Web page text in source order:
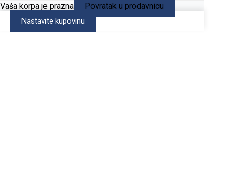
Vaša korpa je prazna Povratak u prodavnicu
Nastavite kupovinu